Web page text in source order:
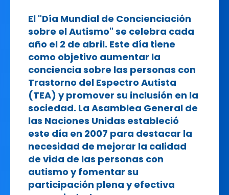
El "Día Mundial de Concienciación
sobre el Autismo" se celebra cada
año el 2 de abril. Este día tiene
como objetivo aumentar la
conciencia sobre las personas con
Trastorno del Espectro Autista
(TEA) y promover su inclusión en la
sociedad. La Asamblea General de
las Naciones Unidas estableció
este día en 2007 para destacar la
necesidad de mejorar la calidad
de vida de las personas con
autismo y fomentar su
participación plena y efectiva